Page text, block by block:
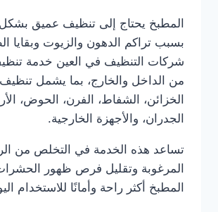
المطبخ يحتاج إلى تنظيف عميق
بسبب تراكم الدهون والزيوت وبقايا
شركات التنظيف في العين خدمة
من الداخل والخارج، بما يشمل
الخزائن، الشفاط، الفرن، الحوض،
الجدران، والأجهزة الخارجية.
تساعد هذه الخدمة في التخلص من
المرغوبة وتقليل فرص ظهور
المطبخ أكثر راحة وأمانًا للاستخدام